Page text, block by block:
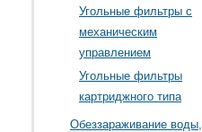
Угольные фильтры с
механическим
управлением
Угольные фильтры
картриджного типа
Обеззараживание воды,